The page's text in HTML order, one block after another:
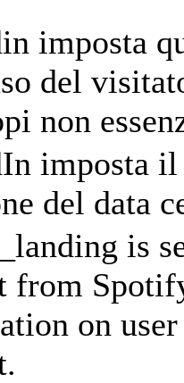
imposta
del
non
imposta
del data
is
from
on